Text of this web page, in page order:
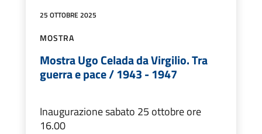
25 OTTOBRE 2025
MOSTRA
Mostra Ugo Celada da Virgilio. Tra
guerra e pace / 1943 - 1947
Inaugurazione sabato 25 ottobre ore
16.00